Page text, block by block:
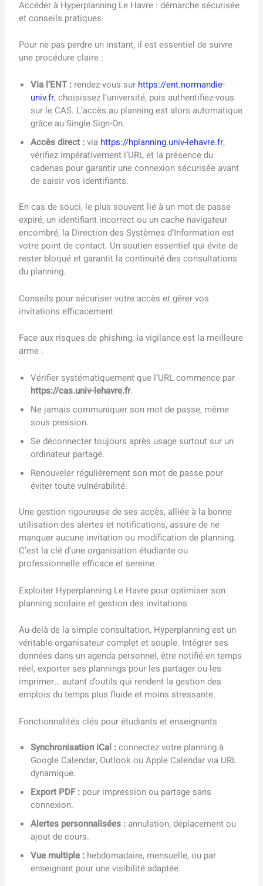
Accéder à Hyperplanning Le Havre : démarche sécurisée
et conseils pratiques
Pour ne pas perdre un instant, il est essentiel de suivre
une procédure claire :
Via l’ENT : rendez-vous sur https://ent.normandie-
univ.fr, choisissez l’université, puis authentifiez-vous
sur le CAS. L’accès au planning est alors automatique
grâce au Single Sign-On.
Accès direct :via https://hplanning.univ-lehavre.fr,
vérifiez impérativement l’URL et la présence du
cadenas pour garantir une connexion sécurisée avant
de saisir vos identifiants.
En cas de souci, le plus souvent lié à un mot de passe
expiré, un identifiant incorrect ou un cache navigateur
encombré, la Direction des Systèmes d’Information est
votre point de contact. Un soutien essentiel qui évite de
rester bloqué et garantit la continuité des consultations
du planning.
Conseils pour sécuriser votre accès et gérer vos
invitations efficacement
Face aux risques de phishing, la vigilance est la meilleure
arme :
Vérifier systématiquement que l’URL commence par
https://cas.univ-lehavre.fr.
Ne jamais communiquer son mot de passe, même
sous pression.
Se déconnecter toujours après usage surtout sur un
ordinateur partagé.
Renouveler régulièrement son mot de passe pour
éviter toute vulnérabilité.
Une gestion rigoureuse de ses accès, alliée à la bonne
utilisation des alertes et notifications, assure de ne
manquer aucune invitation ou modification de planning.
C’est la clé d’une organisation étudiante ou
professionnelle efficace et sereine.
Exploiter Hyperplanning Le Havre pour optimiser son
planning scolaire et gestion des invitations
Au-delà de la simple consultation, Hyperplanning est un
véritable organisateur complet et souple. Intégrer ses
données dans un agenda personnel, être notifié en temps
réel, exporter ses plannings pour les partager ou les
imprimer… autant d’outils qui rendent la gestion des
emplois du temps plus fluide et moins stressante.
Fonctionnalités clés pour étudiants et enseignants
Synchronisation iCal :connectez votre planning à
Google Calendar, Outlook ou Apple Calendar via URL
dynamique.
Export PDF : pour impression ou partage sans
connexion.
Alertes personnalisées : annulation, déplacement ou
ajout de cours.
Vue multiple : hebdomadaire, mensuelle, ou par
enseignant pour une visibilité adaptée.